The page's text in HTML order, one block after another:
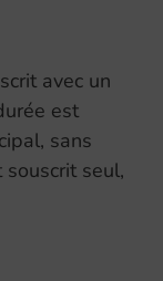
avec un
est
sans
souscrit seul,